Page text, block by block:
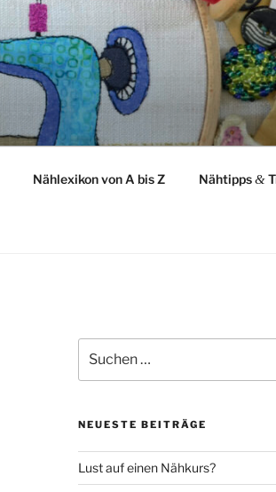
Nählexikon von A bis Z Nähtipps&
nach:
NEUESTE BEITRÄGE
Lust auf einen Nähkurs?